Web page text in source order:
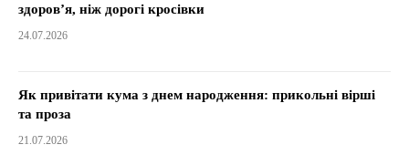
здоров’я, ніж дорогі кросівки
24.07.2026
Як привітати кума з днем народження: прикольні вірші
та проза
21.07.2026